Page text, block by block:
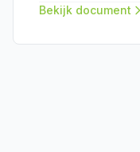
Bekijk document